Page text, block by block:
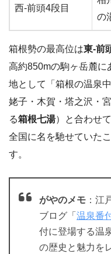
西-前頭4段目
の
箱根勢の最高位は東-前
高約850mの駒ヶ岳麓に
地として「箱根の温泉
姥子・木賀・塔之沢・
る箱根七湯）と合わせ
全国に名を馳せていた
す。
がやのメモ ：江
ブログ「 温泉番
付に登場する温
の歴史と魅力を